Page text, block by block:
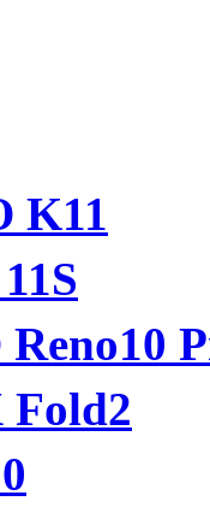
K11
Reno10
Fold2